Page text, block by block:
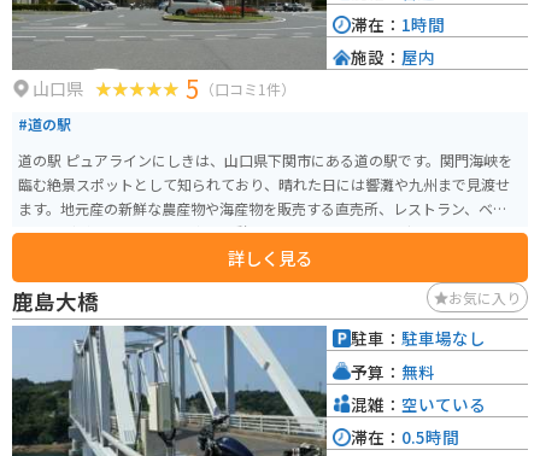
山口県 5 （口コミ1件）
#道の駅
道の駅 ピュアラインにしきは、山口県下関市にある道の駅です。関門海峡を
臨む絶景スポットとして知られており、晴れた日には響灘や九州まで見渡せ
ます。地元産の新鮮な農産物や海産物を販売する直売所、レストラン、ベーカ
リーなどがあり、ドライブ中の休憩に最適です。 ツーリングで訪れる場合、
道の駅には広々とした駐車場が完備されているので安心です。関門海峡を眺
めながら、地元グルメを堪能したり、お土産探しを楽しんでみてはいかがで
しょうか。周辺には、壇ノ浦や火の山公園など、歴史と自然を感じられる観
光スポットも点在しているので、バイクで巡るのもおすすめです。 道の駅で
購入できる名産品としては、地元で獲れた新鮮な魚介類や、下関名物のふぐ
を使った加工品などが人気です。また、地元産の野菜や果物を使ったジャム
やジュースなども販売されています。
詳しく見る
滞在： 1時間
施設： 屋内
鹿島大橋 お気に入り
駐車： 駐車場なし
予算： 無料
混雑： 空いている
滞在： 0.5時間